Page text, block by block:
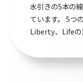
水引きの5本の
ています。 5つ
Liberty、Lifeの